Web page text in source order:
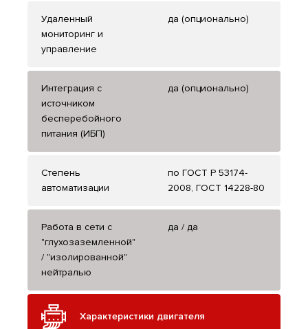
Удаленный
мониторинг и
управление
да (опционально)
Интеграция с
источником
бесперебойного
питания (ИБП)
да (опционально)
Степень
автоматизации
по ГОСТ Р 53174-
2008, ГОСТ 14228-80
Работа в сети с
"глухозаземленной"
/ "изолированной"
нейтралью
да / да
Характеристики двигателя